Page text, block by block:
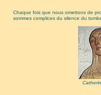
Chaque fois que nous omettons de
sommes complices du silence du